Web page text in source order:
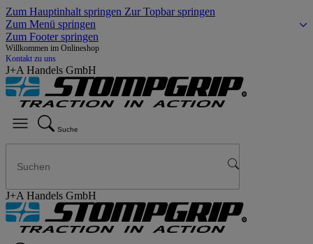
Zum Hauptinhalt springen Zur Topbar springen
Zum Menü springen
Zum Footer springen
Willkommen im Onlineshop
Kontakt zu uns
J+A Handels GmbH
Suche
J+A Handels GmbH